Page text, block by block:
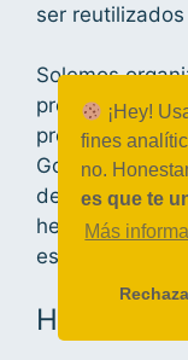
¡Hey!
fines
no.
es que te
Más
ser
Solemos
propósito. Si la
proveedor, por
Google
de lógica en el
herramienta
específica para
Hoja de